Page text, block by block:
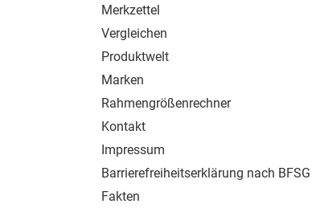
Merkzettel
Vergleichen
Produktwelt
Marken
Rahmengrößenrechner
Kontakt
Impressum
Barrierefreiheitserklärung nach BFSG
Fakten